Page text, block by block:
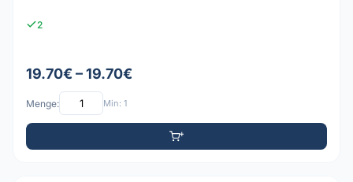
2
19.70€ – 19.70€
Menge: Min: 1